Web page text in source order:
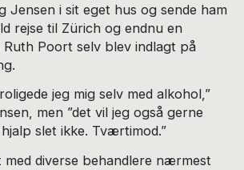
Jensen i sit eget hus og sende ham
rejse til Zürich og endnu en
Ruth Poort selv blev indlagt på
jeg mig selv med alkohol,”
men ”det vil jeg også gerne
slet ikke. Tværtimod.”
med diverse behandlere nærmest